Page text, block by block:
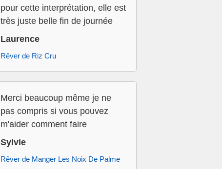
pour cette interprétation, elle est
très juste belle fin de journée
Laurence
Rêver de Riz Cru
Merci beaucoup même je ne
pas compris si vous pouvez
m'aider comment faire
Sylvie
Rêver de Manger Les Noix De Palme